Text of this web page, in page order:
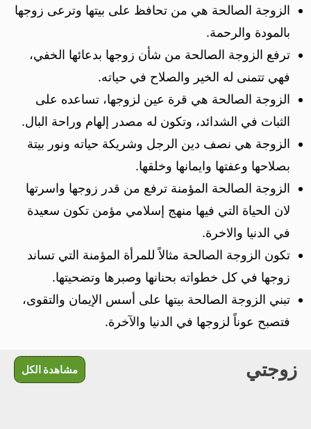
الزوجة الصالحة هي من تحافظ على بيتها وترعى زوجها
بالمودة والرحمة.
ترفع الزوجة الصالحة من شأن زوجها بدعائها الخفي،
فهي تتمنى له الخير والصلاح في حياته.
الزوجة الصالحة هي قرة عين لزوجها، تساعده على
الثبات في الشدائد، وتكون له مصدر إلهام وراحة البال.
الزوجة هي نصف دين الرجل وشريكة حياته ونور بيتة
بصلاحها وعفتها وايمانها وخلقها.
الزوجة الصالحة المؤمنة ترفع من قدر زوجها واسرتها
لان الحياة التي فيها منهج إسلامي مؤمن تكون سعيدة
في الدنيا والاخرة.
تكون الزوجة الصالحة مثالاً للمرأة المؤمنة التي تساند
زوجها في كل خطواته بحنانها وصبرها وتضحيتها.
تبني الزوجة الصالحة بيتها على أسس الإيمان والتقوى،
فتصبح عوناً لزوجها في الدنيا والآخرة.
زوجتي مشاهدة الكل